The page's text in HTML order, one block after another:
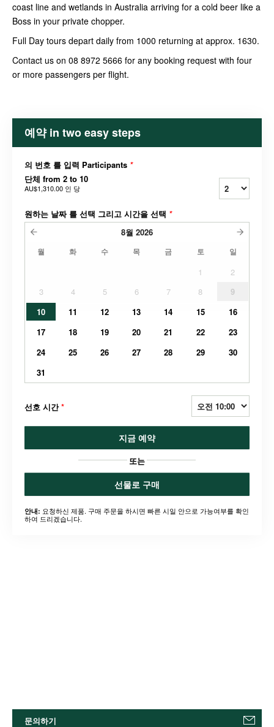
coast line and wetlands in Australia arriving for a cold beer like a
Boss in your private chopper.
Full Day tours depart daily from 1000 returning at approx. 1630.
Contact us on 08 8972 5666 for any booking request with four
or more passengers per flight.
예약 in two easy steps
의 번호 를 입력 Participants *
단체 from 2 to 10
AU$1,310.00 인 당
원하는 날짜 를 선택 그리고 시간을 선택 *
8월 2026
월 화 수 목 금 토 일
1
2
3
4 5 6 7 8
9
10
11 12 13 14 15
16
17
18 19 20 21 22
23
24
25 26 27 28 29
30
31
선호 시간*
지금 예약
또는
선물로 구매
안내: 요청하신 제품. 구매 주문을 하시면 빠른 시일 안으로 가능여부를 확인
하여 드리겠습니다.
문의하기